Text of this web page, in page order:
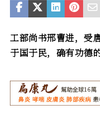
工部尚书邢曹进，受
于国于民，确有功德